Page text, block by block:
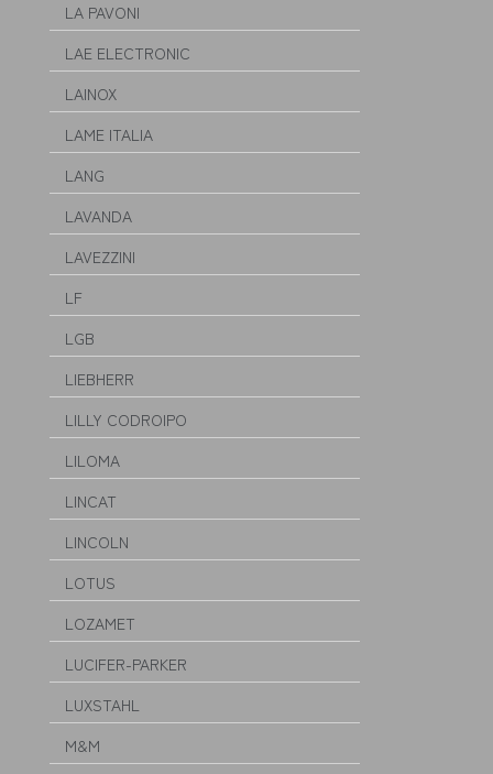
LA PAVONI
LAE ELECTRONIC
LAINOX
LAME ITALIA
LANG
LAVANDA
LAVEZZINI
LF
LGB
LIEBHERR
LILLY CODROIPO
LILOMA
LINCAT
LINCOLN
LOTUS
LOZAMET
LUCIFER-PARKER
LUXSTAHL
M&M